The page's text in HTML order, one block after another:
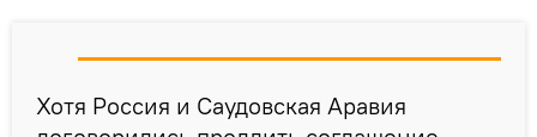
Хотя Россия и Саудовская Аравия